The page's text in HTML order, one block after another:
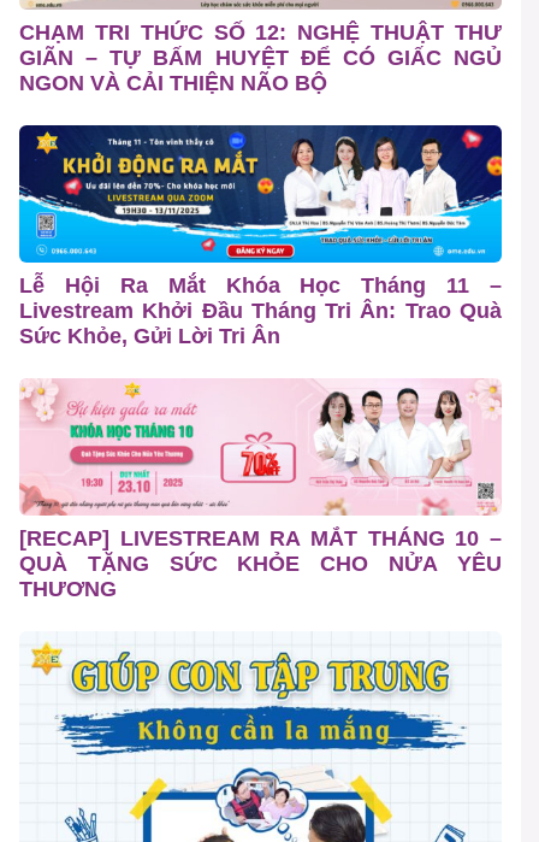
CHẠM TRI THỨC SỐ 12: NGHỆ THUẬT THƯ
GIÃN – TỰ BẤM HUYỆT ĐỂ CÓ GIẤC NGỦ
NGON VÀ CẢI THIỆN NÃO BỘ
Lễ Hội Ra Mắt Khóa Học Tháng 11 –
Livestream Khởi Đầu Tháng Tri Ân: Trao Quà
Sức Khỏe, Gửi Lời Tri Ân
[RECAP] LIVESTREAM RA MẮT THÁNG 10 –
QUÀ TẶNG SỨC KHỎE CHO NỬA YÊU
THƯƠNG